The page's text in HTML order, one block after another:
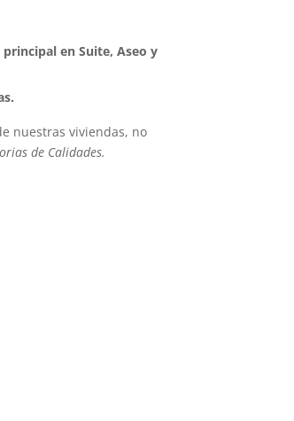
en Suite, Aseo y
nuestras viviendas, no
de Calidades.